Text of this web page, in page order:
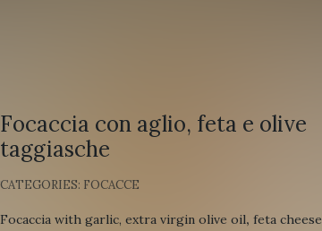
Focaccia con aglio, feta e olive
taggiasche
CATEGORIES: FOCACCE
Focaccia with garlic, extra virgin olive oil, feta cheese